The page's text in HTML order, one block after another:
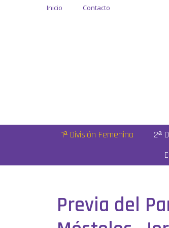
Inicio Contacto
1ª División Femenina 2ª
Previa del